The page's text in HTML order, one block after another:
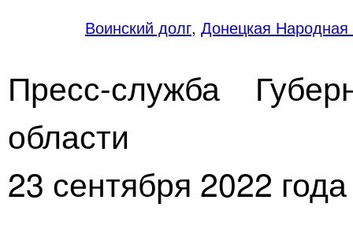
Воинский долг, Донецкая Народная
Пресс-служба
области
23 сентября 2022 года